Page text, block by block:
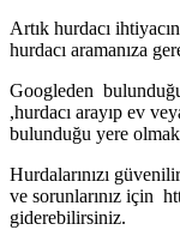
Artık hurdacı
hurdacı aramanıza
Googleden
,hurdacı arayıp ev
bulunduğu yere
Hurdalarınızı
ve sorunlarınız için
giderebilirsiniz.